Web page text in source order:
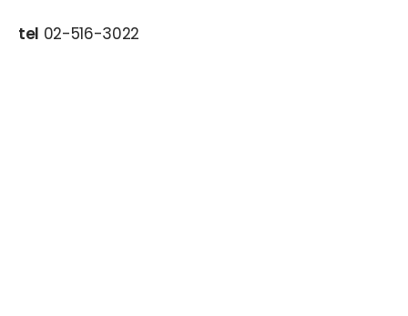
tel 02-516-3022